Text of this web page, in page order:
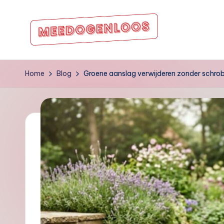
inhoud
m
e
d
nl
Home Blog Groene aanslag verwijderen zonder